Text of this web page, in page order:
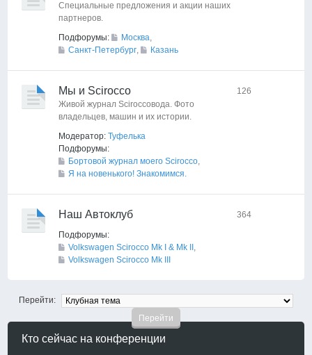
Специальные предложения и акции наших
партнеров.
Подфорумы:
Москва,
Санкт-Петербург, Казань
Мы и Scirocco
Живой журнал Sciroccoвода. Фото
владельцев, машин и их истории.
Модератор: Туфелька
Подфорумы:
Бортовой журнал моего Scirocco,
Я на новенького! Знакомимся.
126
Наш Автоклуб
Подфорумы:
Volkswagen Scirocco Mk I & Mk II ,
Volkswagen Scirocco Mk III
364
Перейти:
Кто сейчас на конференции